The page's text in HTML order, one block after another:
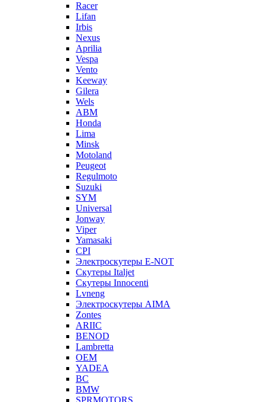
Racer
Lifan
Irbis
Nexus
Aprilia
Vespa
Vento
Keeway
Gilera
Wels
ABM
Honda
Lima
Minsk
Motoland
Peugeot
Regulmoto
Suzuki
SYM
Universal
Jonway
Viper
Yamasaki
CPI
Электроскутеры E-NOT
Скутеры Italjet
Скутеры Innocenti
Lvneng
Электроскутеры AIMA
Zontes
ARIIC
BENOD
Lambretta
OEM
YADEA
BC
BMW
SPRMOTORS